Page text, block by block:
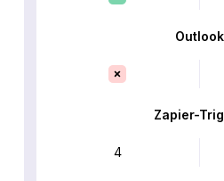
Outlook
Zapier-
4